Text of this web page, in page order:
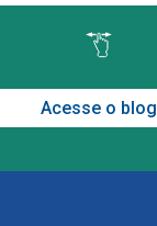
Acesse o blog